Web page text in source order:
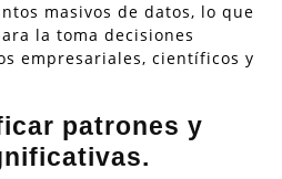
masivos de datos, lo que
la toma decisiones
empresariales, científicos y
patrones y